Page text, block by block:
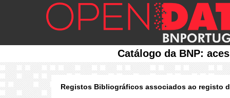
Catálogo da BNP:
Registos Bibliográficos associados ao registo